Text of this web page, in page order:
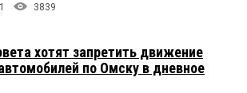
3839
хотят запретить движение
по Омску в дневное